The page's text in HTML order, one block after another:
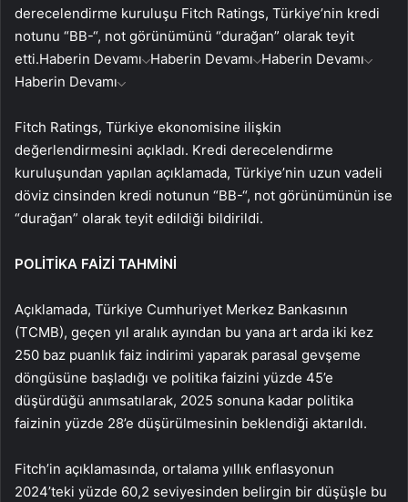
derecelendirme kuruluşu Fitch Ratings, Türkiye’nin kredi
notunu “BB-“, not görünümünü “durağan” olarak teyit
etti.Haberin Devamı Haberin Devamı Haberin Devamı
Haberin Devamı
Fitch Ratings, Türkiye ekonomisine ilişkin
değerlendirmesini açıkladı. Kredi derecelendirme
kuruluşundan yapılan açıklamada, Türkiye’nin uzun vadeli
döviz cinsinden kredi notunun “BB-“, not görünümünün ise
“durağan” olarak teyit edildiği bildirildi.
POLİTİKA FAİZİ TAHMİNİ
Açıklamada, Türkiye Cumhuriyet Merkez Bankasının
(TCMB), geçen yıl aralık ayından bu yana art arda iki kez
250 baz puanlık faiz indirimi yaparak parasal gevşeme
döngüsüne başladığı ve politika faizini yüzde 45’e
düşürdüğü anımsatılarak, 2025 sonuna kadar politika
faizinin yüzde 28’e düşürülmesinin beklendiği aktarıldı.
Fitch’in açıklamasında, ortalama yıllık enflasyonun
2024’teki yüzde 60,2 seviyesinden belirgin bir düşüşle bu